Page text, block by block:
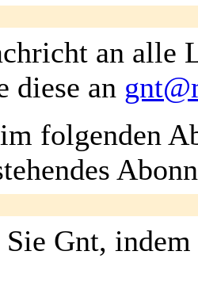
an alle
diese an
folgenden
Gnt,